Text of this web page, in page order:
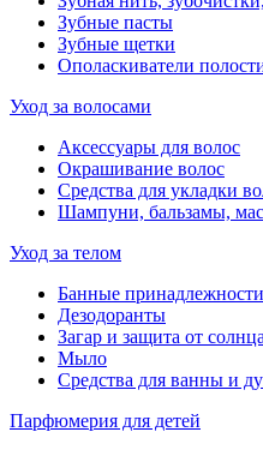
Зубные пасты
Зубные щетки
Ополаскиватели
Уход за волосами
Аксессуары для волос
Окрашивание волос
Средства для укладки
Шампуни, бальзамы,
Уход за телом
Банные принадлежности
Дезодоранты
Загар и защита от солнца
Мыло
Средства для ванны и
Парфюмерия для детей